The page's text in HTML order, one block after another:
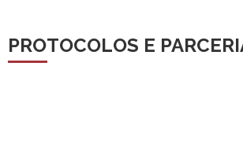
PROTOCOLOS E